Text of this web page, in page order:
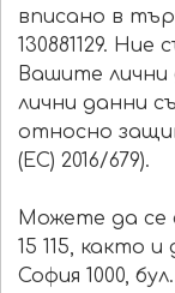
вписано в
130881129.
Вашите
лични данни
относно
(ЕС) 2016/679).
Можете да се
15 115, както
София 1000,